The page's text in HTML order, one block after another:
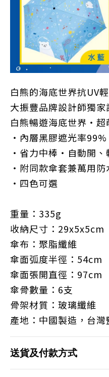
白熊的海底世界抗UV
大振豐品牌設計師獨家
白熊暢遊海底世界‧超
‧內層黑膠遮光率
‧省力中棒‧自動開、
‧附同款傘套兼萬用防
‧四色可選
重量：335g
收納尺寸：29x5x5cm
傘布：聚脂纖維
傘面弧度半徑：54cm
傘面張開直徑：97cm
傘骨數量：6支
骨架材質：玻璃纖維
產地：中國製造，台灣
送貨及付款方式